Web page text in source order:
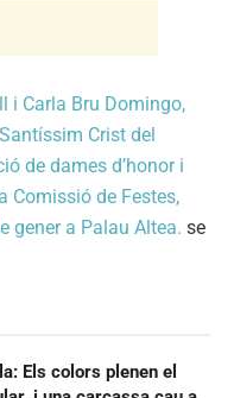
i Carla Bru Domingo,
Crist del
de dames d’honor i
Comissió de Festes,
gener a Palau Altea. se
Els colors plenen el